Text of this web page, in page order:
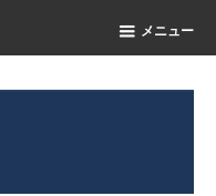
メニュー